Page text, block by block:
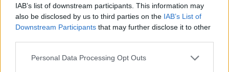
IAB’s list of downstream participants. This information may
also be disclosed by us to third parties on the IAB’s List of
Downstream Participants that may further disclose it to other
Personal Data Processing Opt Outs
„Ikiprekybinis pirkimas bus paskelbtas
artimiausiomis dienomis“, – pridūrė
ministras.